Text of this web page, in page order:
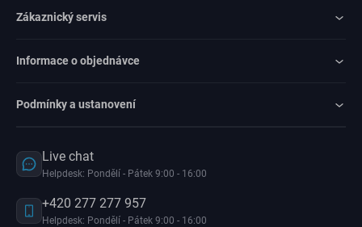
Zákaznický servis
Informace o objednávce
Podmínky a ustanovení
Live chat
Helpdesk: Pondělí - Pátek 9:00 - 16:00
+420 277 277 957
Helpdesk: Pondělí - Pátek 9:00 - 16:00